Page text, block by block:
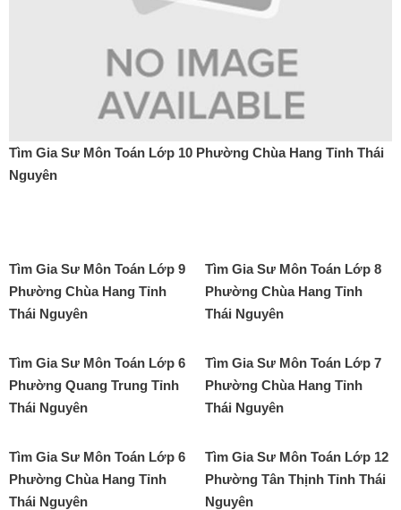
Tìm Gia Sư Môn Toán Lớp 10 Phường Chùa Hang Tỉnh Thái
Nguyên
Tìm Gia Sư Môn Toán Lớp 9
Phường Chùa Hang Tỉnh
Thái Nguyên
Tìm Gia Sư Môn Toán Lớp 8
Phường Chùa Hang Tỉnh
Thái Nguyên
Tìm Gia Sư Môn Toán Lớp 6
Phường Quang Trung Tỉnh
Thái Nguyên
Tìm Gia Sư Môn Toán Lớp 7
Phường Chùa Hang Tỉnh
Thái Nguyên
Tìm Gia Sư Môn Toán Lớp 6
Phường Chùa Hang Tỉnh
Thái Nguyên
Tìm Gia Sư Môn Toán Lớp 12
Phường Tân Thịnh Tỉnh Thái
Nguyên